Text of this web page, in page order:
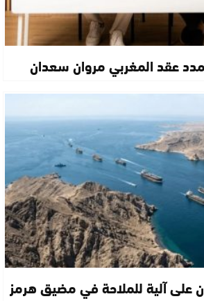
عقد المغربي مروان سعدان
على آلية للملاحة في مضيق هرمز